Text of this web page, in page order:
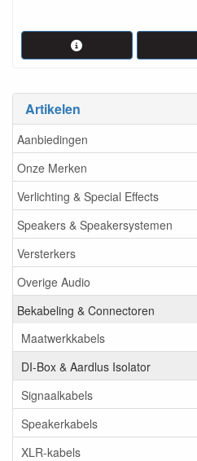
Artikelen
Aanbiedingen
Onze Merken
Verlichting & Special Effects
Speakers & Speakersystemen
Versterkers
Overige Audio
Bekabeling & Connectoren
Maatwerkkabels
DI-Box & Aardlus Isolator
Signaalkabels
Speakerkabels
XLR-kabels